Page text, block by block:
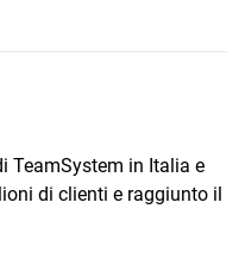
TeamSystem in Italia e
di clienti e raggiunto il